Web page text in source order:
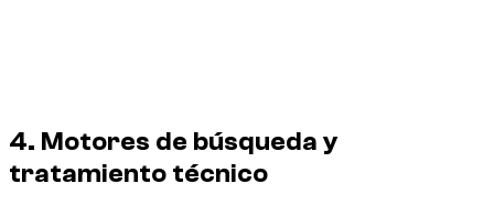
4. Motores de búsqueda y
tratamiento técnico